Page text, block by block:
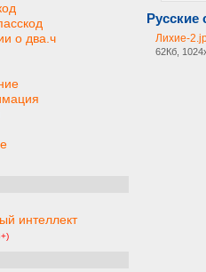
о два.ч
интеллект
Лихие-
62Кб,